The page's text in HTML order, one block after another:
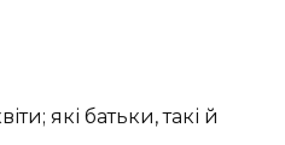
які батьки, такі й